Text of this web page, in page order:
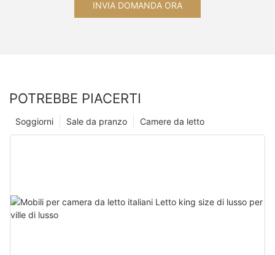
INVIA DOMANDA ORA
POTREBBE PIACERTI
Camere da letto
Sale da pranzo
Soggiorni